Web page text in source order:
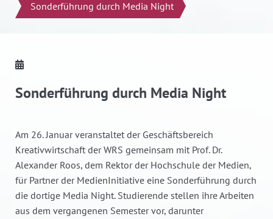
Sonderführung durch Media Night
Sonderführung durch Media Night
Am 26. Januar veranstaltet der Geschäftsbereich
Kreativwirtschaft der WRS gemeinsam mit Prof. Dr.
Alexander Roos, dem Rektor der Hochschule der Medien,
für Partner der MedienInitiative eine Sonderführung durch
die dortige Media Night. Studierende stellen ihre Arbeiten
aus dem vergangenen Semester vor, darunter